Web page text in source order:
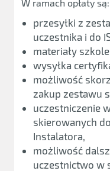
W ramach opłaty są:
przesyłki z
uczestnika i do
materiały
wysyłka
możliwość
zakup zestawu
uczestniczenie
skierowanych
Instalatora,
możliwość
uczestnictwo w